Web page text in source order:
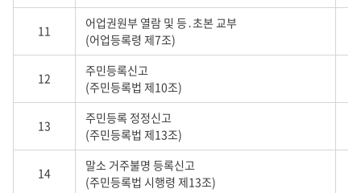
11
어업권원부 열람 및 등․초본 교부
(어업등록령 제7조)
12
주민등록신고
(주민등록법 제10조)
13
주민등록 정정신고
(주민등록법 제13조)
14
말소 거주불명 등록신고
(주민등록법 시행령 제13조)